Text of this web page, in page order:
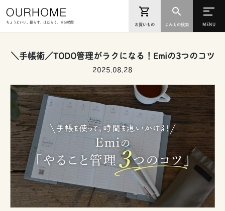
ちょうどいい。暮らす、はたらく、自分時間
＼手帳術／TODO管理がラクになる！Emiの3つのコツ
2025.08.28
お買いもの よみもの検索